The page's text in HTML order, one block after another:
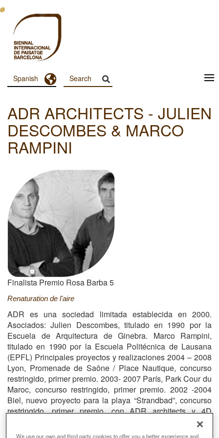
Pasar
contenido
principal
Menu
Principal
Dashboard
Spanish Toggle Dropdown
ADR ARCHITECTS - JULIEN
DESCOMBES & MARCO
RAMPINI
Finalista Premio Rosa Barba 5
Renaturation de l'aire
ADR es una sociedad limitada establecida en 2000.
Asociados: Julien Descombes, titulado en 1990 por la
Escuela de Arquitectura de Ginebra. Marco Rampini,
titulado en 1990 por la Escuela Politécnica de Lausana
(EPFL) Principales proyectos y realizaciones 2004 – 2008
Lyon, Promenade de Saône / Place Nautique, concurso
restringido, primer premio. 2003- 2007 París, Park Cour du
Maroc, concurso restringido, primer premio. 2002 -2004
Biel, nuevo proyecto para la playa “Strandbad”, concurso
restringido, primer premio, con ADR architects y 4D
landscape architects. 2000 – 2008 Ginebra, proyecto para
la Turbinenplatz, concurso restringido, primer premio. 1999
We use our own and third party cookies to offer you a better experience and